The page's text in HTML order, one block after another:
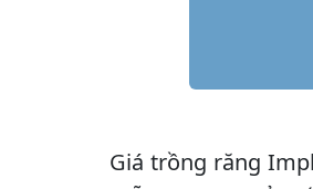
Giá trồng răng